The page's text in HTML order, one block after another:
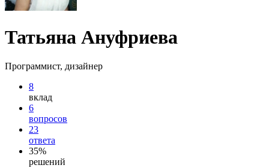
Татьяна Ануфриева
Программист, дизайнер
8
вклад
6
вопросов
23
ответа
35%
решений